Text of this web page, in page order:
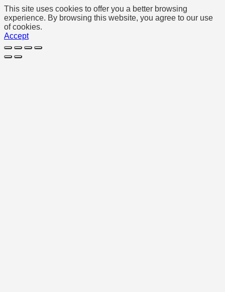
This site uses cookies to offer you a better browsing
experience. By browsing this website, you agree to our use
of cookies.
Accept